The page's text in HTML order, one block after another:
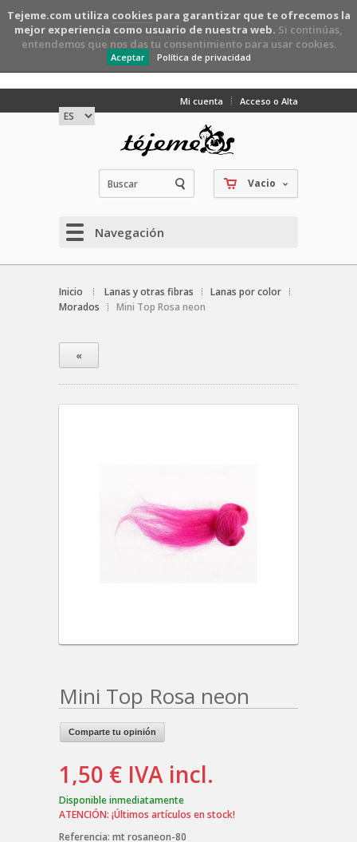
Tejeme.com utiliza cookiespara garantizar que te ofrecemos la
mejor experiencia como usuario de nuestra web. Si continúas,
entendemos que nos das tu consentimiento para usar cookies.
Aceptar Política de privacidad
Mi cuenta Acceso o Alta
Vacio
Navegación
Inicio Lanas y otras fibras
Lanas por color
Morados
Mini Top Rosa neon
«
Mini Top Rosa neon
Comparte tu opinión
1,50 € IVA incl.
Disponible inmediatamente
ATENCIÓN: ¡Últimos artículos en stock!
Referencia: mt rosaneon-80